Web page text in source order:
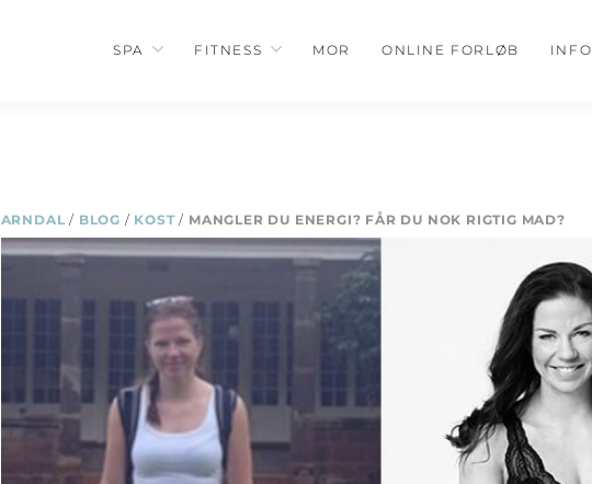
SPA FITNESS MOR ONLINE FORLØB INFO
ARNDAL / BLOG / KOST/ MANGLER DU ENERGI? FÅR DU NOK RIGTIG MAD?